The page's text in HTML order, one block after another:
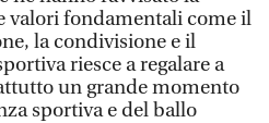
valori fondamentali come il
la condivisione e il
riesce a regalare a
un grande momento
sportiva e del ballo